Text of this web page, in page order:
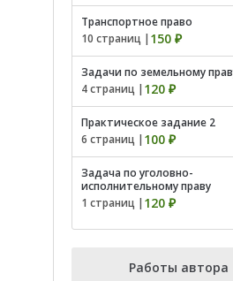
Транспортное право
10 страниц | 150 ₽
Задачи по земельному
4 страниц | 120 ₽
Практическое задание 2
6 страниц | 100 ₽
Задача по уголовно-
исполнительному праву
1 страниц | 120 ₽
Работы автора